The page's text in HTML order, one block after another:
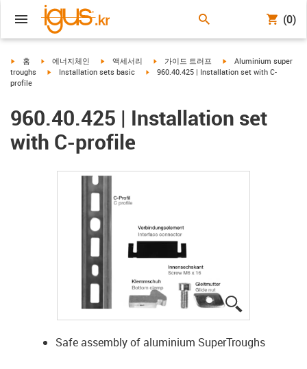
(0)
igus-icon-arrow-right
홈 igus-icon-arrow-right
에너지체인 igus-icon-arrow-right
액세서리 igus-icon-arrow-right
가이드 트러프 igus-icon-arrow-right
Aluminium super
troughs
igus-icon-arrow-right
Installation sets basic igus-icon-arrow-right
960.40.425 | Installation set with C-
profile
960.40.425 | Installation set
with C-profile
Safe assembly of aluminium SuperTroughs